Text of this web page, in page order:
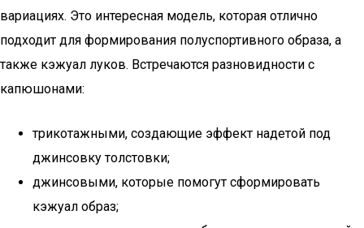
вариациях. Это интересная модель, которая отлично
подходит для формирования полуспортивного образа, а
также кэжуал луков. Встречаются разновидности с
капюшонами:
трикотажными, создающие эффект надетой под
джинсовку толстовки;
джинсовыми, которые помогут сформировать
кэжуал образ;